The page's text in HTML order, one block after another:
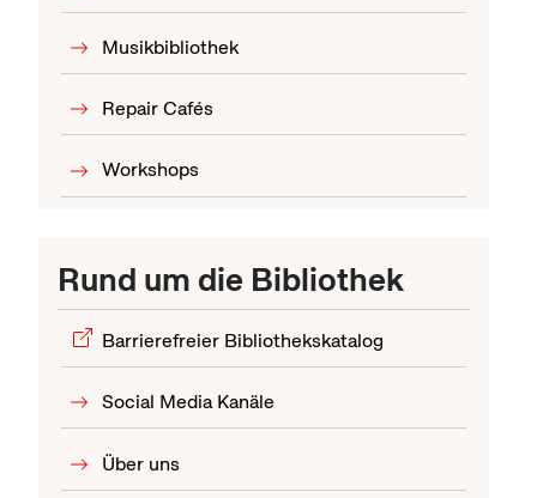
Musikbibliothek
Repair Cafés
Workshops
Rund um die Bibliothek
Barrierefreier Bibliothekskatalog
Social Media Kanäle
Über uns